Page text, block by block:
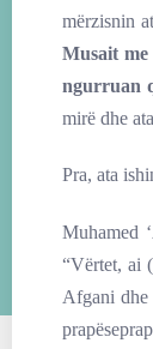
mërzisnin
Musait
ngurruan
mirë dhe
Pra, ata
Muhamed
“Vërtet, ai
Afgani dhe